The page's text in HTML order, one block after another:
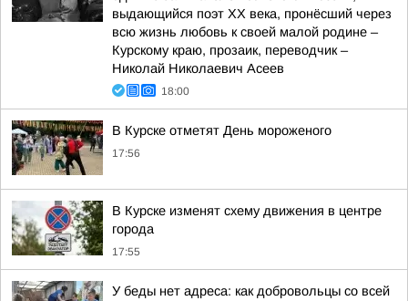
выдающийся поэт ХХ века, пронёсший через
всю жизнь любовь к своей малой родине –
Курскому краю, прозаик, переводчик –
Николай Николаевич Асеев
18:00
В Курске отметят День мороженого
17:56
В Курске изменят схему движения в центре
города
17:55
У беды нет адреса: как добровольцы со всей